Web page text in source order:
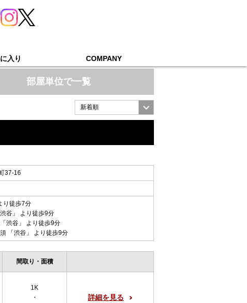
入り COMPANY
部屋単位で一覧
37-16
り徒歩7分
渋谷 」 より徒歩9分
「 渋谷 」 より徒歩9分
「 渋谷 」 より徒歩9分
間取り・面積
1K
・
詳細を見る